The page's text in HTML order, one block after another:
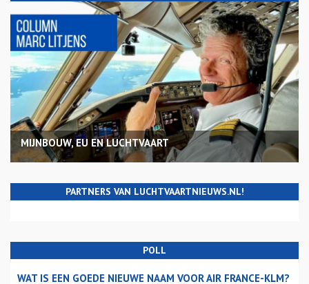
MIJNBOUW, EU EN LUCHTVAART
PARTNERS VAN LUCHTVAARTNIEUWS.NL!
POLL
WAT IS EEN GOEDE NIEUWE NAAM VOOR AIR FRANCE-KLM?